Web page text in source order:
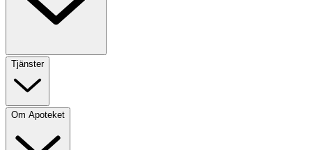
Tjänster
Om Apoteket